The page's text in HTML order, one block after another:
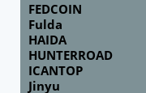
FEDCOIN
Fulda
HAIDA
HUNTERROAD
ICANTOP
Jinyu